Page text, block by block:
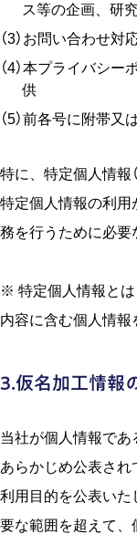
ス等の企画、研
お問い合わせ対
本プライバシー
供
前各号に附帯又
特に、特定個⼈情報
特定個人情報の利用
務を行うために必要
※ 特定個⼈情報とは
内容に含む個⼈情報
3.仮名加⼯情報
当社が個⼈情報であ
あらかじめ公表さ
利⽤⽬的を公表いた
要な範囲を超えて、